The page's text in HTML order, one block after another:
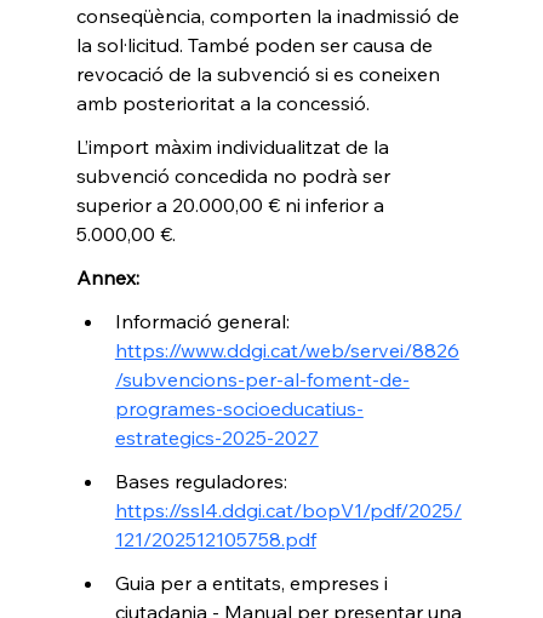
conseqüència, comporten la inadmissió de
la sol·licitud. També poden ser causa de
revocació de la subvenció si es coneixen
amb posterioritat a la concessió.
L’import màxim individualitzat de la
subvenció concedida no podrà ser
superior a 20.000,00 € ni inferior a
5.000,00 €.
Annex:
Informació general:
https://www.ddgi.cat/web/servei/8826
/subvencions-per-al-foment-de-
programes-socioeducatius-
estrategics-2025-2027
Bases reguladores:
https://ssl4.ddgi.cat/bopV1/pdf/2025/
121/202512105758.pdf
Guia per a entitats, empreses i
ciutadania - Manual per presentar una